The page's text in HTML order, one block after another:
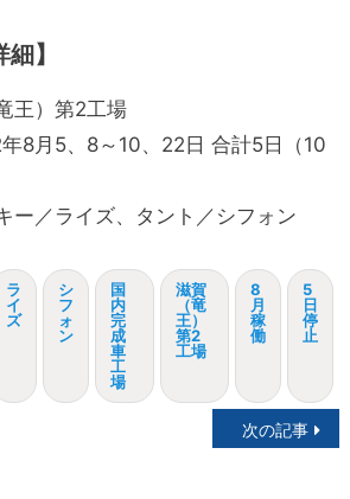
】
王）第2工場
8月5、8～10、22日 合計5日（10
ー／ライズ、タント／シフォン
ラ
イ
ズ
シ
フ
ォ
ン
国
内
完
成
車
工
場
滋賀
（竜
王）
第2
工場
8
月
稼
働
5
日
停
止
次の記事